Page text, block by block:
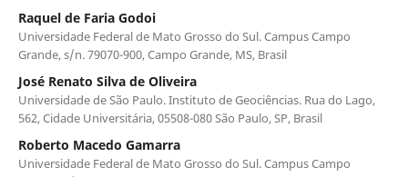
Raquel de Faria Godoi
Universidade Federal de Mato Grosso do Sul. Campus Campo
Grande, s/n. 79070-900, Campo Grande, MS, Brasil
José Renato Silva de Oliveira
Universidade de São Paulo. Instituto de Geociências. Rua do Lago,
562, Cidade Universitária, 05508-080 São Paulo, SP, Brasil
Roberto Macedo Gamarra
Universidade Federal de Mato Grosso do Sul. Campus Campo